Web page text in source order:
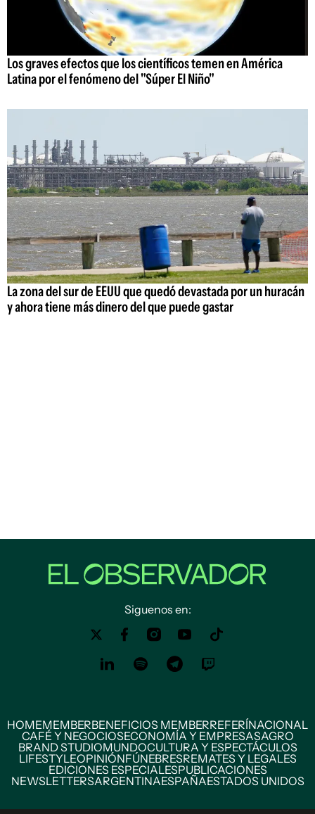
Los graves efectos que los científicos temen en América
Latina por el fenómeno del "Súper El Niño"
La zona del sur de EEUU que quedó devastada por un huracán
y ahora tiene más dinero del que puede gastar
Siguenos en:
HOMEMEMBERBENEFICIOS MEMBERREFERÍNACIONAL
CAFÉ Y NEGOCIOSECONOMÍA Y EMPRESASAGRO
BRAND STUDIOMUNDOCULTURA Y ESPECTÁCULOS
LIFESTYLEOPINIÓNFÚNEBRESREMATES Y LEGALES
EDICIONES ESPECIALESPUBLICACIONES
NEWSLETTERSARGENTINAESPAÑAESTADOS UNIDOS